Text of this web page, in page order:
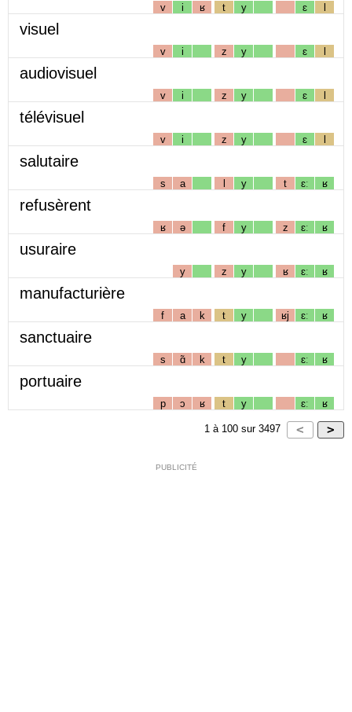
v i ʁ t y ɛ l
visuel
v i z y ɛ l
audiovisuel
v i z y ɛ l
télévisuel
v i z y ɛ l
salutaire
s a l y t ɛː ʁ
refusèrent
ʁ ə f y z ɛː ʁ
usuraire
y z y ʁ ɛː ʁ
manufacturière
f a k t y ʁj ɛː ʁ
sanctuaire
s ɑ̃ k t y ɛː ʁ
portuaire
p ɔ ʁ t y ɛː ʁ
1 à 100 sur 3497
PUBLICITÉ